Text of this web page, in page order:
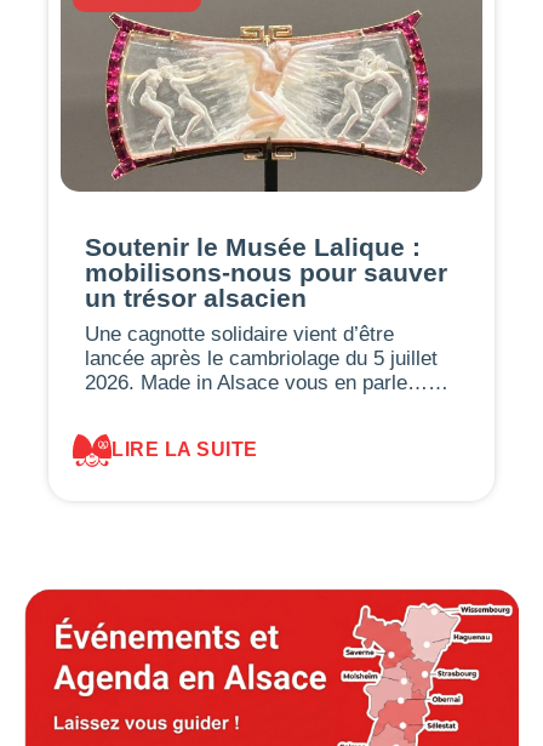
Soutenir le Musée Lalique :
mobilisons-nous pour sauver
un trésor alsacien
Une cagnotte solidaire vient d’être
lancée après le cambriolage du 5 juillet
2026. Made in Alsace vous en parle……
LIRE LA SUITE